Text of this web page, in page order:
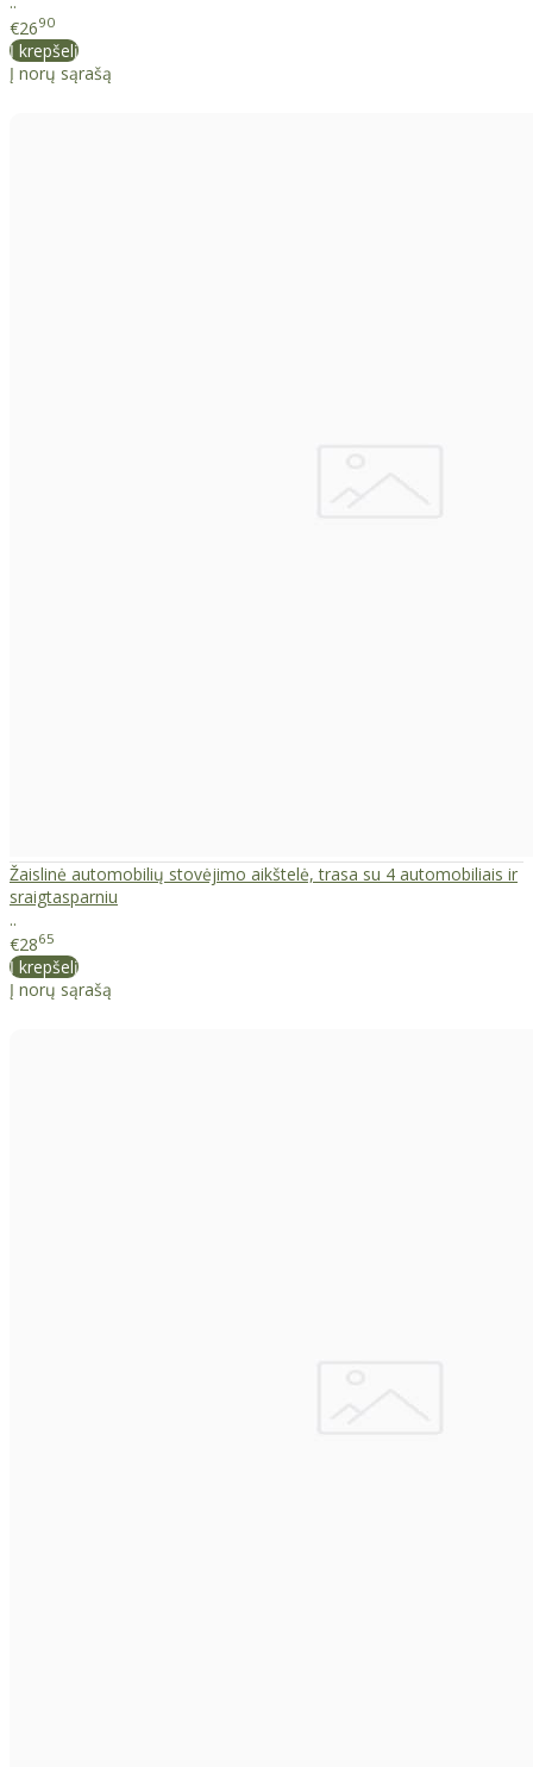
€2690
Į krepšelį
Į norų sąrašą
Žaislinė automobilių stovėjimo aikštelė, trasa su 4 automobiliais ir
sraigtasparniu
..
€2865
Į krepšelį
Į norų sąrašą